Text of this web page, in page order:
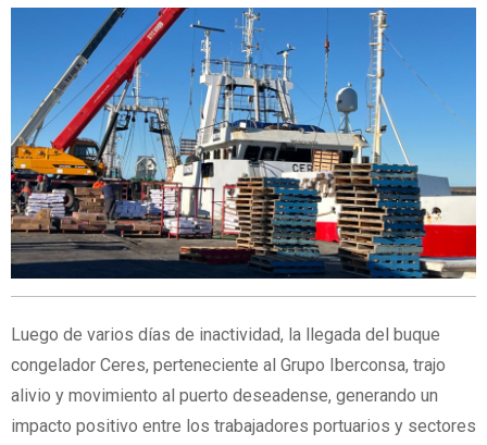
Luego de varios días de inactividad, la llegada del buque
congelador Ceres, perteneciente al Grupo Iberconsa, trajo
alivio y movimiento al puerto deseadense, generando un
impacto positivo entre los trabajadores portuarios y sectores